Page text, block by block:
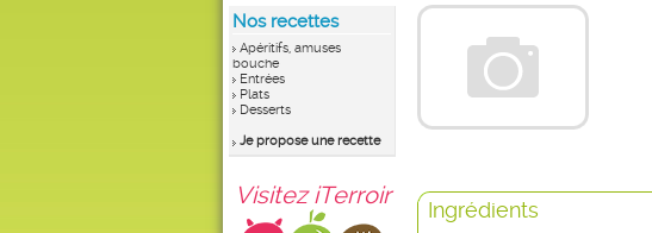
Nos recettes
Apéritifs, amuses
bouche
Entrées
Plats
Desserts
Je propose une recette
Visitez iTerroir
Ingrédients